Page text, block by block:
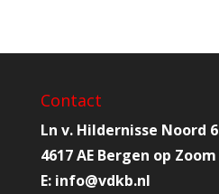
Contact
Ln v. Hildernisse Noord 6
4617 AE Bergen op Zoom
E: info@vdkb.nl